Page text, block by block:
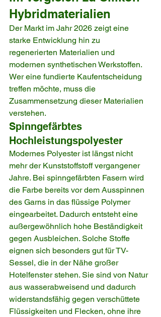
Hybridmaterialien
Der Markt im Jahr 2026 zeigt eine
starke Entwicklung hin zu
regenerierten Materialien und
modernen synthetischen Werkstoffen.
Wer eine fundierte Kaufentscheidung
treffen möchte, muss die
Zusammensetzung dieser Materialien
verstehen.
Spinngefärbtes
Hochleistungspolyester
Modernes Polyester ist längst nicht
mehr der Kunststoffstoff vergangener
Jahre. Bei spinngefärbten Fasern wird
die Farbe bereits vor dem Ausspinnen
des Garns in das flüssige Polymer
eingearbeitet. Dadurch entsteht eine
außergewöhnlich hohe Beständigkeit
gegen Ausbleichen. Solche Stoffe
eignen sich besonders gut für TV-
Sessel, die in der Nähe großer
Hotelfenster stehen. Sie sind von Natur
aus wasserabweisend und dadurch
widerstandsfähig gegen verschüttete
Flüssigkeiten und Flecken, ohne ihre